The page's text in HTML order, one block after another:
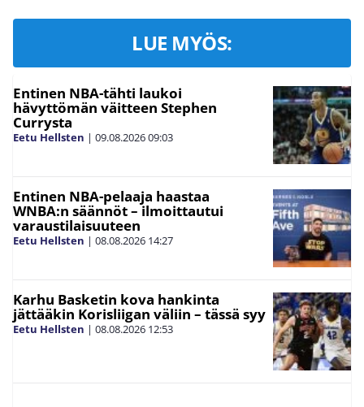
LUE MYÖS:
Entinen NBA-tähti laukoi
hävyttömän väitteen Stephen
Currysta
Eetu Hellsten | 09.08.202609:03
Entinen NBA-pelaaja haastaa
WNBA:n säännöt – ilmoittautui
varaustilaisuuteen
Eetu Hellsten | 08.08.2026 14:27
Karhu Basketin kova hankinta
jättääkin Korisliigan väliin – tässä syy
Eetu Hellsten | 08.08.2026 12:53